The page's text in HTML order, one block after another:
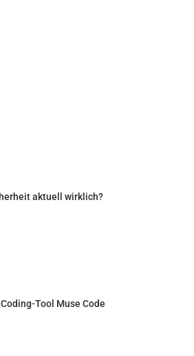
aktuell wirklich?
Tool Muse Code